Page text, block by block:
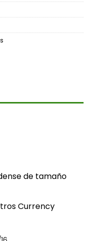
de tamaño
‎Currency